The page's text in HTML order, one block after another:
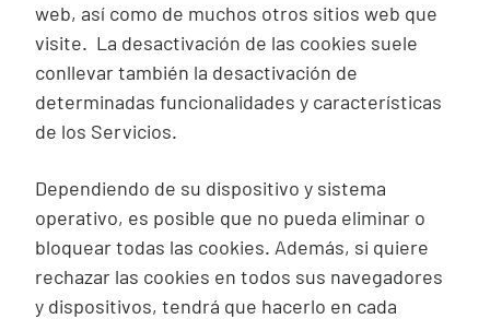
web, así como de muchos otros sitios web que
visite. La desactivación de las cookies suele
conllevar también la desactivación de
determinadas funcionalidades y características
de los Servicios.
Dependiendo de su dispositivo y sistema
operativo, es posible que no pueda eliminar o
bloquear todas las cookies. Además, si quiere
rechazar las cookies en todos sus navegadores
y dispositivos, tendrá que hacerlo en cada